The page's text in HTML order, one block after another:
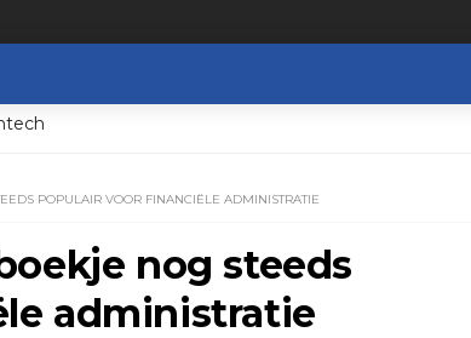
POPULAIR VOOR FINANCIËLE ADMINISTRATIE
nog steeds
administratie